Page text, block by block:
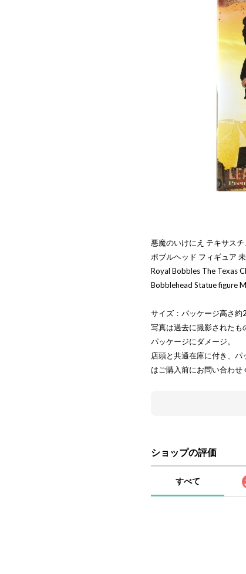
悪魔のいけにえ テキサス
ボブルヘッド フィギュア
Royal Bobbles The Texas
Bobblehead Statue figure
サイズ：パッケージ高さ約
写真は過去に撮影されたも
パッケージにダメージ。
店頭と共通在庫に付き、
はご購入前にお問い合わせ
ショップの評価
すべて